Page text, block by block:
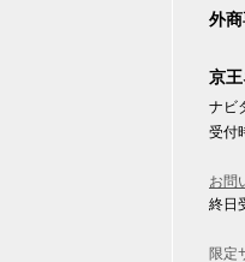
外商
京
ナビ
受付
お問
終日
限定